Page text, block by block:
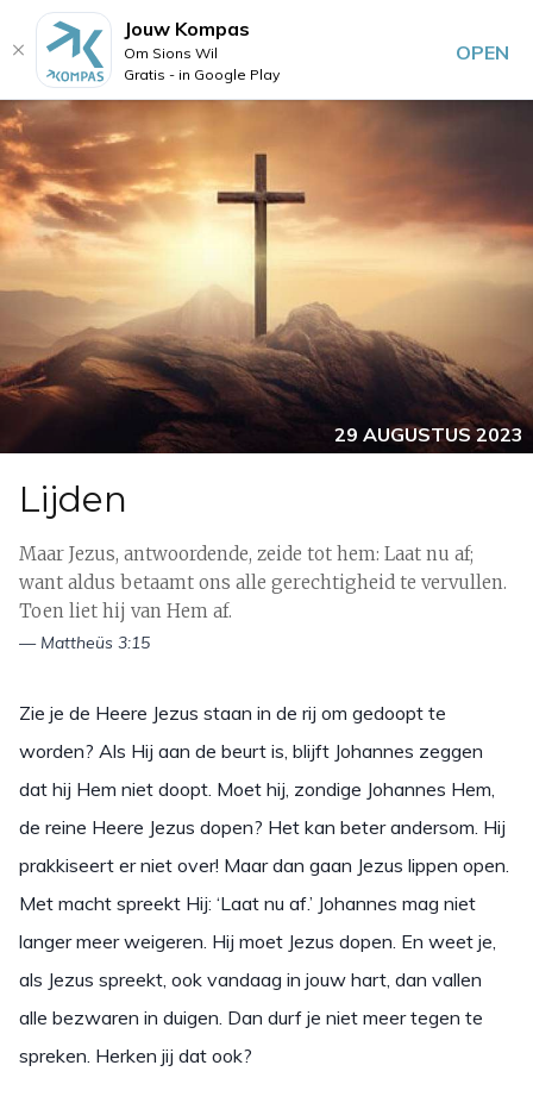
29 AUGUSTUS 2023
Lijden
Maar Jezus, antwoordende, zeide tot hem: Laat nu af;
want aldus betaamt ons alle gerechtigheid te vervullen.
Toen liet hij van Hem af.
— Mattheüs 3:15
Zie je de Heere Jezus staan in de rij om gedoopt te
worden? Als Hij aan de beurt is, blijft Johannes zeggen
dat hij Hem niet doopt. Moet hij, zondige Johannes Hem,
de reine Heere Jezus dopen? Het kan beter andersom. Hij
prakkiseert er niet over! Maar dan gaan Jezus lippen open.
Met macht spreekt Hij: ‘Laat nu af.’ Johannes mag niet
langer meer weigeren. Hij moet Jezus dopen. En weet je,
als Jezus spreekt, ook vandaag in jouw hart, dan vallen
alle bezwaren in duigen. Dan durf je niet meer tegen te
spreken. Herken jij dat ook?
Jouw Kompas
Om Sions Wil
Gratis - in Google Play
OPEN